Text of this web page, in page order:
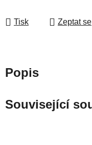
Tisk Zeptat se
Popis
Související